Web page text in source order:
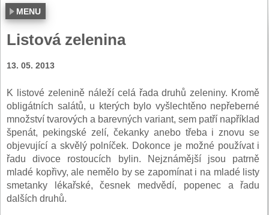
MENU
Listová zelenina
13. 05. 2013
K listové zelenině náleží celá řada druhů zeleniny. Kromě
obligátních salátů, u kterých bylo vyšlechtěno nepřeberné
množství tvarových a barevných variant, sem patří například
špenát, pekingské zelí, čekanky anebo třeba i znovu se
objevující a skvělý polníček. Dokonce je možné používat i
řadu divoce rostoucích bylin. Nejznámější jsou patrně
mladé kopřivy, ale nemělo by se zapomínat i na mladé listy
smetanky lékařské, česnek medvědí, popenec a řadu
dalších druhů.